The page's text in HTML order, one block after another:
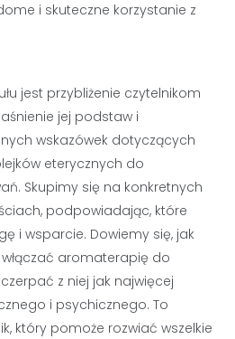
i skuteczne korzystanie z
jest przybliżenie czytelnikom
jej podstaw i
wskazówek dotyczących
eterycznych do
Skupimy się na konkretnych
podpowiadając, które
i wsparcie. Dowiemy się, jak
aromaterapię do
z niej jak najwięcej
i psychicznego. To
który pomoże rozwiać wszelkie